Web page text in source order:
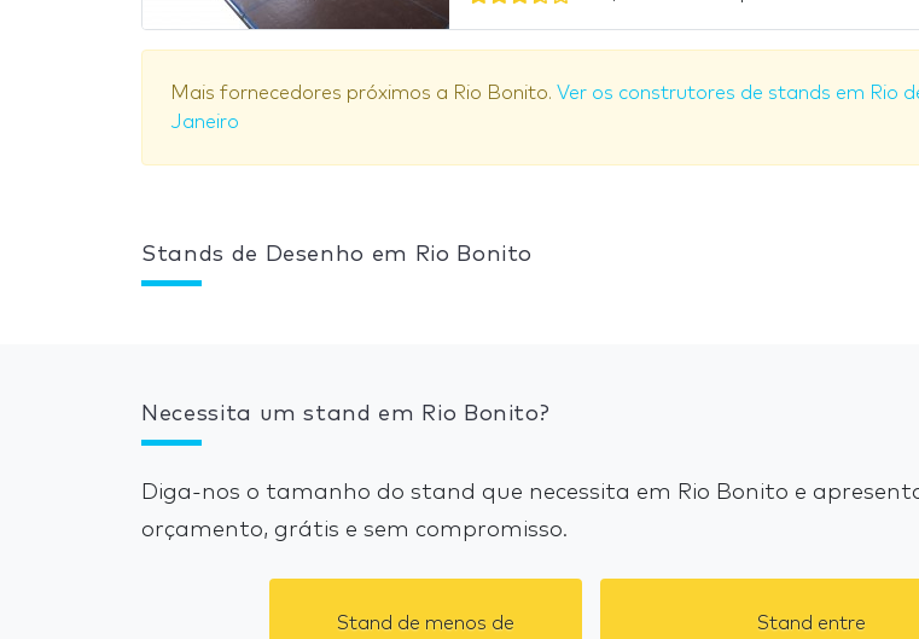
Mais fornecedores próximos a Rio Bonito. Ver os construtores de stands em Rio
Janeiro
Stands de Desenho em Rio Bonito
Necessita um stand em Rio Bonito?
Diga-nos o tamanho do stand que necessita em Rio Bonito e
orçamento, grátis e sem compromisso.
Stand de menos de Stand entre